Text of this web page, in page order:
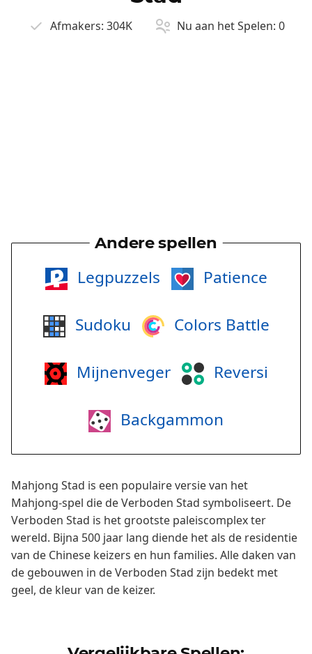
Afmakers: 304K Nu aan het Spelen: 0
Andere spellen
Legpuzzels Patience
Sudoku Colors Battle
Mijnenveger Reversi
Backgammon
Mahjong Stad is een populaire versie van het
Mahjong-spel die de Verboden Stad symboliseert. De
Verboden Stad is het grootste paleiscomplex ter
wereld. Bijna 500 jaar lang diende het als de residentie
van de Chinese keizers en hun families. Alle daken van
de gebouwen in de Verboden Stad zijn bedekt met
geel, de kleur van de keizer.